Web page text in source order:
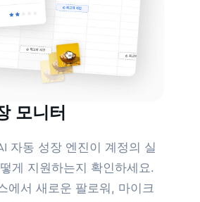
모니터
자동 성장 엔진이 계정의 실
게 지원하는지 확인하세요.
에서 새로운 팔로워, 마이크